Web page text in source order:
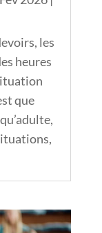
les
heures
que